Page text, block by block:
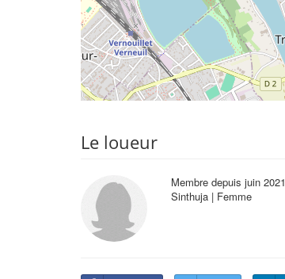
Le loueur
Membre depuis juin 2021
Sinthuja | Femme